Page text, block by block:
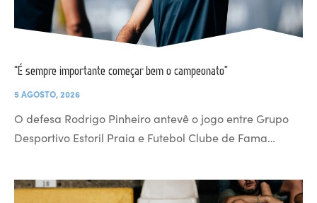
“É sempre importante começar bem o campeonato”
5 AGOSTO, 2026
O defesa Rodrigo Pinheiro antevê o jogo entre Grupo
Desportivo Estoril Praia e Futebol Clube de Fama…